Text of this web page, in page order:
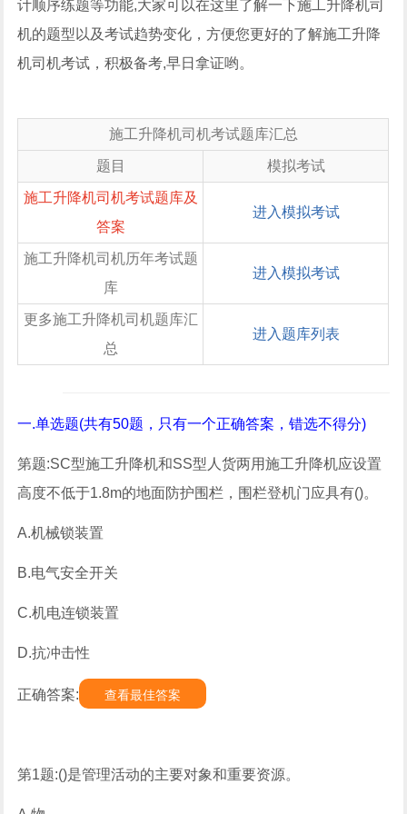
计顺序练题等功能,大家可以在这里了解一下施工升降机司
机的题型以及考试趋势变化，方便您更好的了解施工升降
机司机考试，积极备考,早日拿证哟。
施工升降机司机考试题库汇总
题目 模拟考试
施工升降机司机考试题库及
答案
进入模拟考试
施工升降机司机历年考试题
库
进入模拟考试
更多施工升降机司机题库汇
总
进入题库列表
一.单选题(共有50题，只有一个正确答案，错选不得分)
第题:SC型施工升降机和SS型人货两用施工升降机应设置
高度不低于1.8m的地面防护围栏，围栏登机门应具有()。
A.机械锁装置
B.电气安全开关
C.机电连锁装置
D.抗冲击性
正确答案: 查看最佳答案
第1题:()是管理活动的主要对象和重要资源。